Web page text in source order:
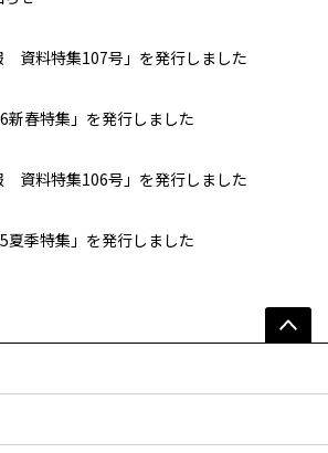
資料特集107号」を発行しました
春特集」を発行しました
資料特集106号」を発行しました
季特集」を発行しました